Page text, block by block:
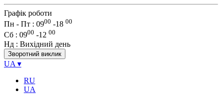
Графік роботи
Пн - Пт : 0900 -18 00
Сб : 0900 -12 00
Нд : Вихідний день
Зворотний виклик
UA ▾
RU
UA